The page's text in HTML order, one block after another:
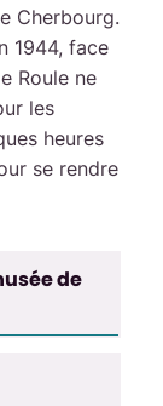
Cherbourg.
1944, face
Roule ne
les
heures
se rendre
de